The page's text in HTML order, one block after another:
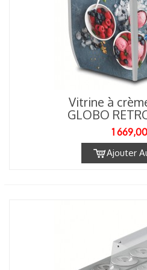
Vitrine à
GLOBO
1
Ajouter